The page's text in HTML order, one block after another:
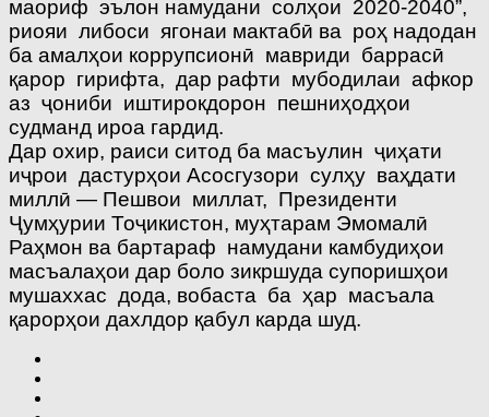
маориф эълон намудани солҳои 2020-2040”,
риояи либоси ягонаи мактабӣ ва роҳ надодан
ба амалҳои коррупсионӣ мавриди баррасӣ
қарор гирифта, дар рафти мубодилаи афкор
аз ҷониби иштирокдорон пешниҳодҳои
судманд ироа гардид.
Дар охир, раиси ситод ба масъулин ҷиҳати
иҷрои дастурҳои Асосгузори сулҳу ваҳдати
миллӣ — Пешвои миллат, Президенти
Ҷумҳурии Тоҷикистон, муҳтарам Эмомалӣ
Раҳмон ва бартараф намудани камбудиҳои
масъалаҳои дар боло зикршуда супоришҳои
мушаххас дода, вобаста ба ҳар масъала
қарорҳои дахлдор қабул карда шуд.